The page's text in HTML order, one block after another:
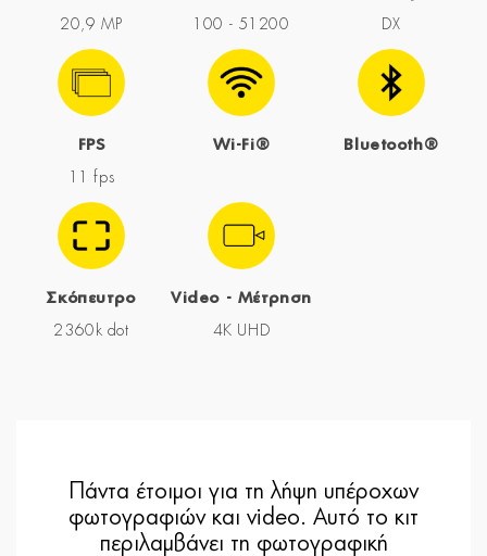
20,9 MP 100 - 51200 DX
FPS
11 fps
Wi-Fi® Bluetooth®
Σκόπευτρο
2360k dot
Video - Μέτρηση
4K UHD
Πάντα έτοιμοι για τη λήψη υπέροχων
φωτογραφιών και video. Αυτό το κιτ
περιλαμβάνει τη φωτογραφική